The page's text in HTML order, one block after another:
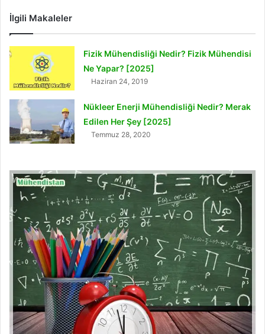
İlgili Makaleler
Fizik Mühendisliği Nedir? Fizik Mühendisi
Ne Yapar? [2025]
Haziran 24, 2019
Nükleer Enerji Mühendisliği Nedir? Merak
Edilen Her Şey [2025]
Temmuz 28, 2020